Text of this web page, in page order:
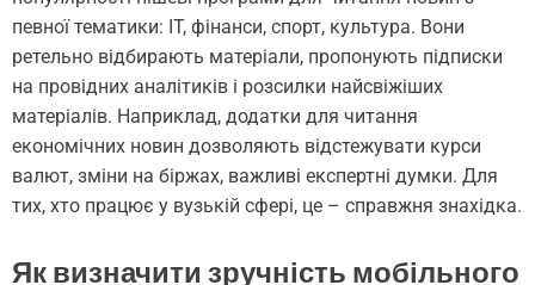
певної тематики: IT, фінанси, спорт, культура. Вони
ретельно відбирають матеріали, пропонують підписки
на провідних аналітиків і розсилки найсвіжіших
матеріалів. Наприклад, додатки для читання
економічних новин дозволяють відстежувати курси
валют, зміни на біржах, важливі експертні думки. Для
тих, хто працює у вузькій сфері, це – справжня знахідка.
Як визначити зручність мобільного